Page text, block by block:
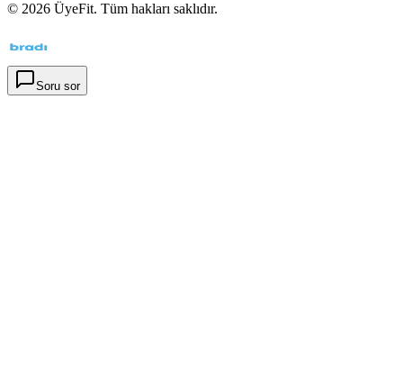
© 2026 ÜyeFit. Tüm hakları saklıdır.
Soru sor